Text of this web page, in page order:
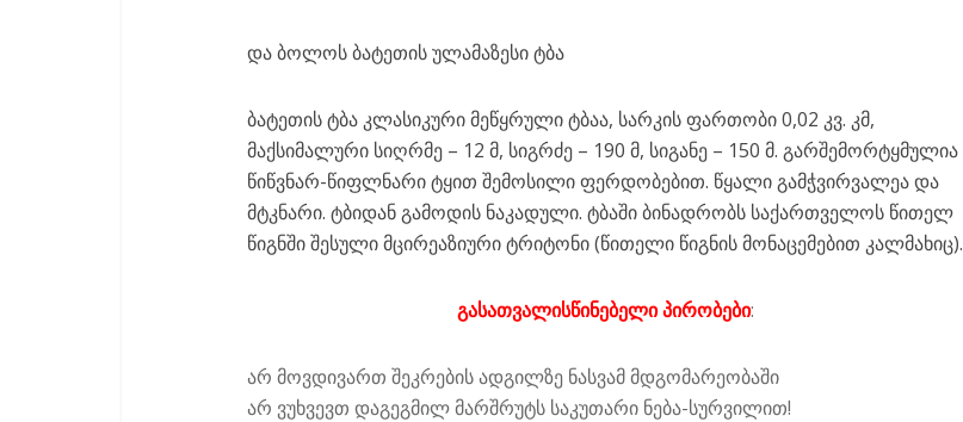
და ბოლოს ბატეთის ულამაზესი ტბა
ბატეთის ტბა კლასიკური მეწყრული ტბაა, სარკის ფართობი 0,02 კვ. კმ,
მაქსიმალური სიღრმე – 12 მ, სიგრძე – 190 მ, სიგანე – 150 მ. გარშემორტყმულია
წიწვნარ-წიფლნარი ტყით შემოსილი ფერდობებით. წყალი გამჭვირვალეა და
მტკნარი. ტბიდან გამოდის ნაკადული. ტბაში ბინადრობს საქართველოს წითელ
წიგნში შესული მცირეაზიური ტრიტონი (წითელი წიგნის მონაცემებით კალმახიც).
გასათვალისწინებელი პირობები:
არ მოვდივართ შეკრების ადგილზე ნასვამ მდგომარეობაში
არ ვუხვევთ დაგეგმილ მარშრუტს საკუთარი ნება-სურვილით!